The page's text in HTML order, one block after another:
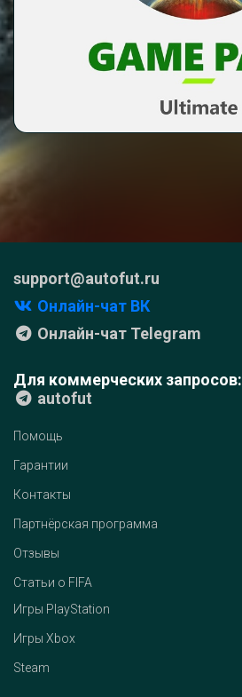
support@autofut.ru
Онлайн-чат ВК
Онлайн-чат Telegram
Для коммерческих запросов:
autofut
Помощь
Гарантии
Контакты
Партнёрская программа
Отзывы
Статьи о FIFA
Игры PlayStation
Игры Xbox
Steam